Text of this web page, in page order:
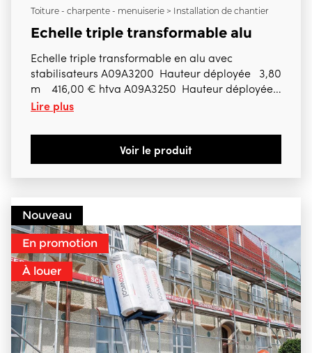
Toiture - charpente - menuiserie > Installation de chantier
Echelle triple transformable alu
Echelle triple transformable en alu avec
stabilisateurs A09A3200 Hauteur déployée 3,80
m 416,00 € htva A09A3250 Hauteur déployée
5,60 m 444,00 € htva A09A3300 Hauteur
Hauteur déployée 8,30 m 603,00 € htva
Lire plus
Voir le produit
Nouveau
En promotion
À louer